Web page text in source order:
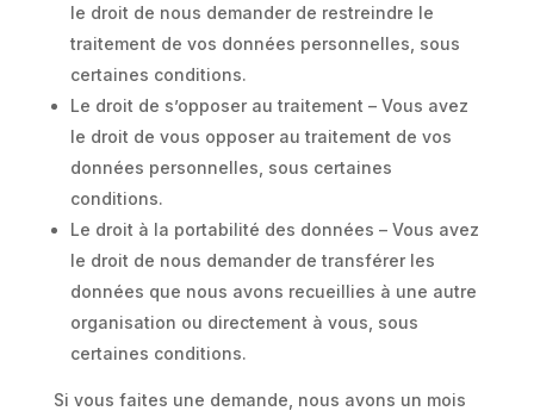
le droit de nous demander de restreindre le
traitement de vos données personnelles, sous
certaines conditions.
Le droit de s’opposer au traitement – Vous avez
le droit de vous opposer au traitement de vos
données personnelles, sous certaines
conditions.
Le droit à la portabilité des données – Vous avez
le droit de nous demander de transférer les
données que nous avons recueillies à une autre
organisation ou directement à vous, sous
certaines conditions.
Si vous faites une demande, nous avons un mois